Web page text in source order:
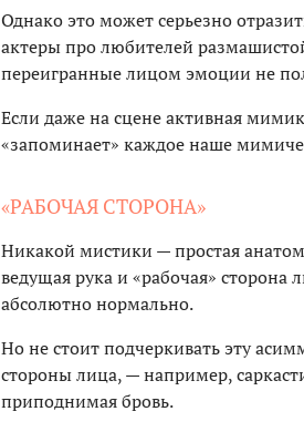
Однако это может серьезно
актеры про любителей
переигранные лицом эмоции не
Если даже на сцене активная
«запоминает» каждое наше
«РАБОЧАЯ СТОРОНА»
Никакой мистики — простая
ведущая рука и «рабочая» сторона
абсолютно нормально.
Но не стоит подчеркивать эту
стороны лица, — например,
приподнимая бровь.